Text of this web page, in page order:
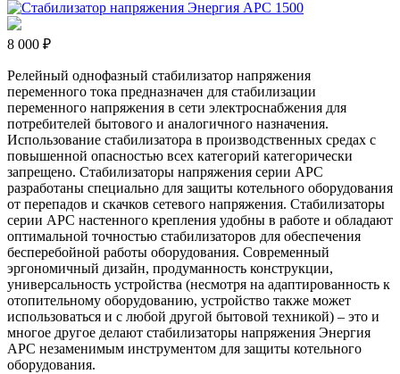
8 000 ₽
Релейный однофазный стабилизатор напряжения
переменного тока предназначен для стабилизации
переменного напряжения в сети электроснабжения для
потребителей бытового и аналогичного назначения.
Использование стабилизатора в производственных средах с
повышенной опасностью всех категорий категорически
запрещено. Стабилизаторы напряжения серии АРС
разработаны специально для защиты котельного оборудования
от перепадов и скачков сетевого напряжения. Стабилизаторы
серии АРС настенного крепления удобны в работе и обладают
оптимальной точностью стабилизаторов для обеспечения
бесперебойной работы оборудования. Современный
эргономичный дизайн, продуманность конструкции,
универсальность устройства (несмотря на адаптированность к
отопительному оборудованию, устройство также может
использоваться и с любой другой бытовой техникой) – это и
многое другое делают стабилизаторы напряжения Энергия
АРС незаменимым инструментом для защиты котельного
оборудования.